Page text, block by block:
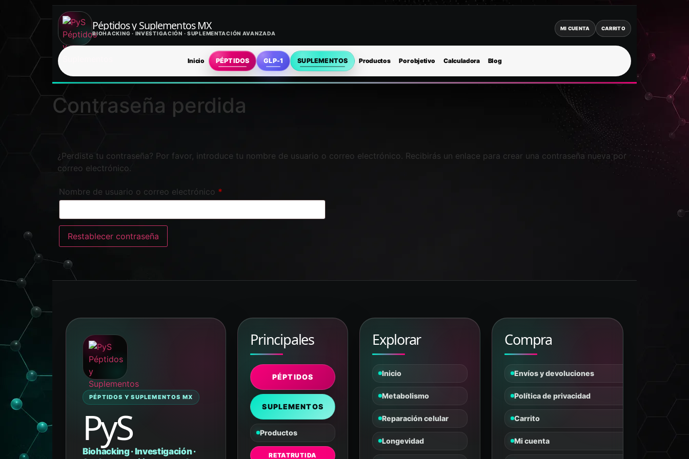
Péptidos y Suplementos MX
BIOHACKING · INVESTIGACIÓN · SUPLEMENTACIÓN AVANZADA
MI CUENTA CARRITO
Inicio PÉPTIDOS GLP-1 SUPLEMENTOS Productos Por objetivo Calculadora Blog
Contraseña perdida
¿Perdiste tu contraseña? Por favor, introduce tu nombre de usuario o correo electrónico. Recibirás un enlace para crear una contraseña nueva por
correo electrónico.
Nombre de usuario o correo electrónico *
Restablecer contraseña
PÉPTIDOS Y SUPLEMENTOS MX
PyS
Biohacking · Investigación ·
Principales
PÉPTIDOS
SUPLEMENTOS
Productos
RETATRUTIDA
Explorar
Inicio
Metabolismo
Reparación celular
Longevidad
Compra
Envíos y devoluciones
Política de privacidad
Carrito
Mi cuenta
Tanus
PÉPTIDOS Y SUPLEMENTOS
⏳ TIEMPO LIMITADO